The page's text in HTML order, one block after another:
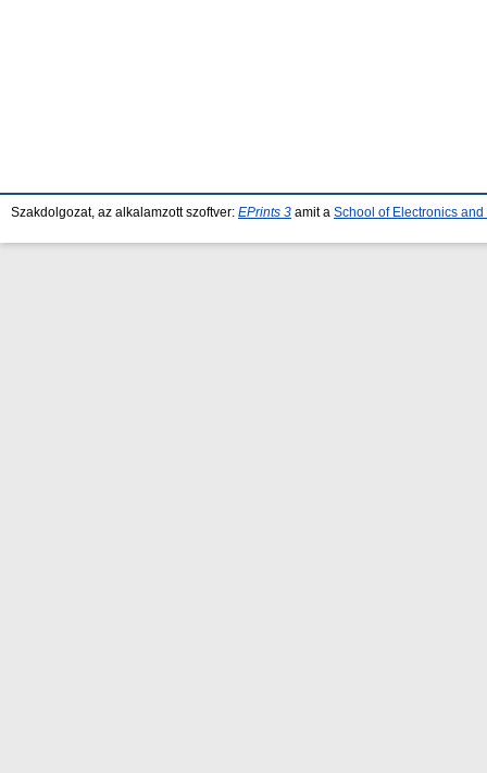
Szakdolgozat, az alkalamzott szoftver: EPrints 3 amit a School of Electronics